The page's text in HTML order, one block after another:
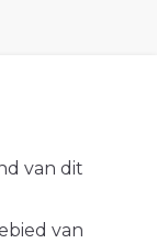
van dit
van